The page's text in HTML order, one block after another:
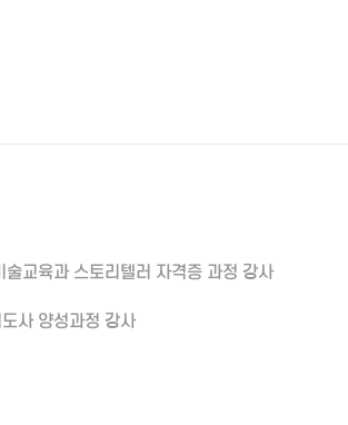
교육과 스토리텔러 자격증 과정 강사
사 양성과정 강사